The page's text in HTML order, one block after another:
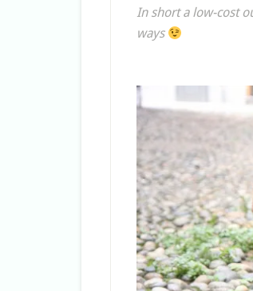
In short a low-cost
ways